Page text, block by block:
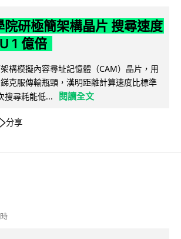
院研極簡架構晶片 搜尋速度
1 億倍
構模擬內容尋址記憶體（CAM）晶片，用
克服傳輸瓶頸，漢明距離計算速度比標準
搜尋耗能低...
閱讀全文
分享